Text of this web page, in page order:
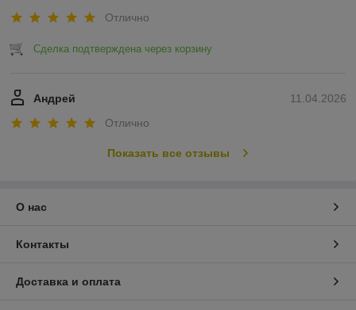
Отлично
Сделка подтверждена через корзину
11.04.2026
Андрей
Отлично
Показать все отзывы
О нас
Контакты
Доставка и оплата